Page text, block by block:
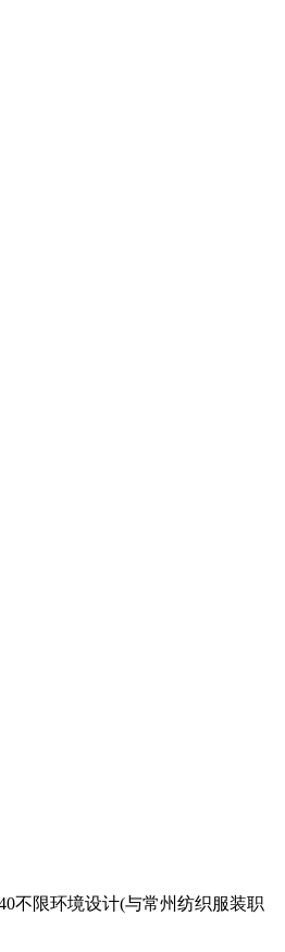
不限环境设计(与常州纺织服装职